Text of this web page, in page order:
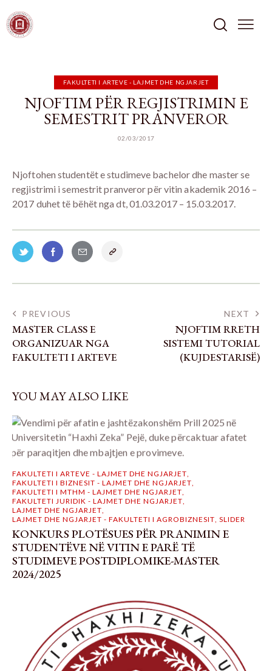
FAKULTETI I ARTEVE - LAJMET DHE NGJARJET
NJOFTIM PËR REGJISTRIMIN E
SEMESTRIT PRANVEROR
02/03/2017
Njoftohen studentët e studimeve bachelor dhe master se
regjistrimi i semestrit pranveror për vitin akademik 2016 –
2017 duhet të bëhët nga dt, 01.03.2017 – 15.03.2017.
PREVIOUS
MASTER CLASS E
ORGANIZUAR NGA
FAKULTETI I ARTEVE
NEXT
NJOFTIM RRETH
SISTEMI TUTORIAL
(KUJDESTARISË)
YOU MAY ALSO LIKE
FAKULTETI I ARTEVE - LAJMET DHE NGJARJET,
FAKULTETI I BIZNESIT - LAJMET DHE NGJARJET,
FAKULTETI I MTHM - LAJMET DHE NGJARJET,
FAKULTETI JURIDIK - LAJMET DHE NGJARJET,
LAJMET DHE NGJARJET,
LAJMET DHE NGJARJET - FAKULTETI I AGROBIZNESIT, SLIDER
KONKURS PLOTËSUES PËR PRANIMIN E
STUDENTËVE NË VITIN E PARË TË
STUDIMEVE POSTDIPLOMIKE-MASTER
2024/2025